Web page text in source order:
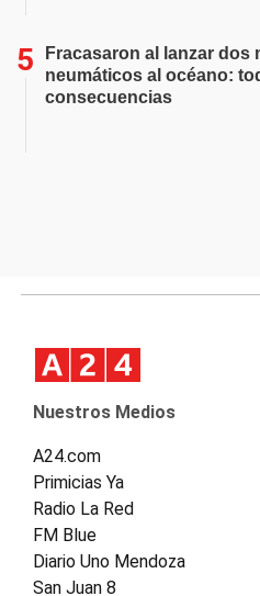
Fracasaron al lanzar dos
neumáticos al océano:
consecuencias
Nuestros Medios
A24.com
Primicias Ya
Radio La Red
FM Blue
Diario Uno Mendoza
San Juan 8